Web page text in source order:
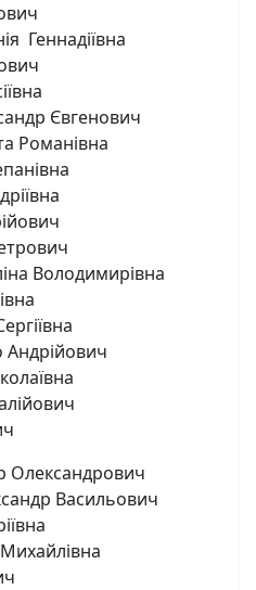
Геннадіївна
Євгенович
Романівна
Володимирівна
Олександрович
Васильович